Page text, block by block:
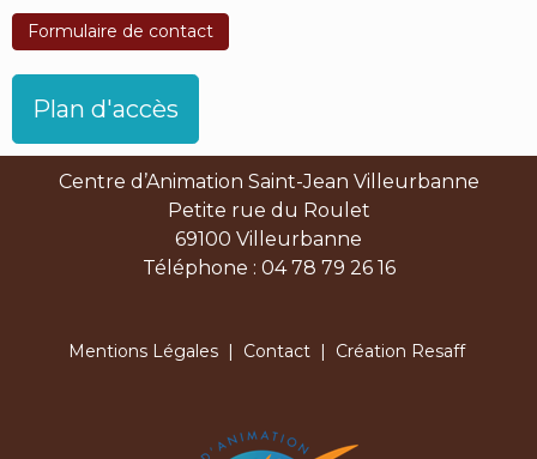
Formulaire de contact
Plan d'accès
Centre d’Animation Saint-Jean Villeurbanne
Petite rue du Roulet
69100 Villeurbanne
Téléphone : 04 78 79 26 16
Mentions Légales| Contact| Création Resaff